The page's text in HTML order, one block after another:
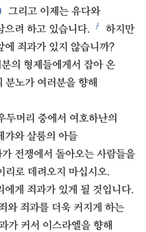
그리고 이제는 유다와
으려 하고 있습니다. ㅏ 하지만
에 죄과가 있지 않습니까?
의 형제들에게서 잡아 온
분노가 여러분을 향해
두머리 중에서 여호하난의
갸와 살룸의 아들
전쟁에서 돌아오는 사람들을
리로 데려오지 마십시오.
에게 죄과가 있게 될 것입니다.
와 죄과를 더욱 커지게 하는
가 커서 이스라엘을 향해